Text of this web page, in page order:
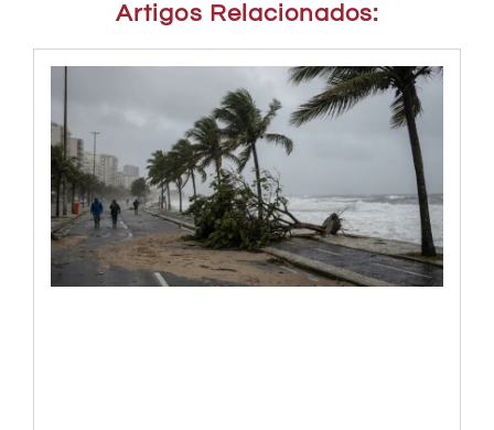
Artigos Relacionados: